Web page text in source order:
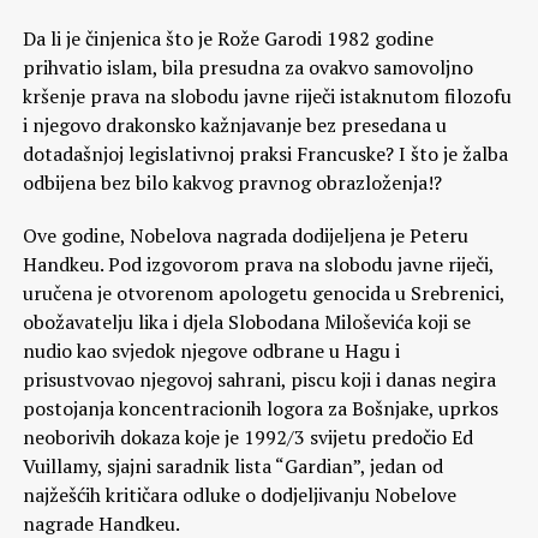
Da li je činjenica što je Rože Garodi 1982 godine
prihvatio islam, bila presudna za ovakvo samovoljno
kršenje prava na slobodu javne riječi istaknutom filozofu
i njegovo drakonsko kažnjavanje bez presedana u
dotadašnjoj legislativnoj praksi Francuske? I što je žalba
odbijena bez bilo kakvog pravnog obrazloženja!?
Ove godine, Nobelova nagrada dodijeljena je Peteru
Handkeu. Pod izgovorom prava na slobodu javne riječi,
uručena je otvorenom apologetu genocida u Srebrenici,
obožavatelju lika i djela Slobodana Miloševića koji se
nudio kao svjedok njegove odbrane u Hagu i
prisustvovao njegovoj sahrani, piscu koji i danas negira
postojanja koncentracionih logora za Bošnjake, uprkos
neoborivih dokaza koje je 1992/3 svijetu predočio Ed
Vuillamy, sjajni saradnik lista “Gardian”, jedan od
najžešćih kritičara odluke o dodjeljivanju Nobelove
nagrade Handkeu.